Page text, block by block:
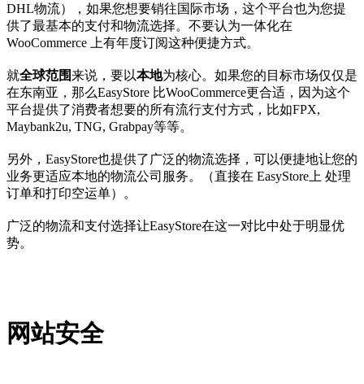
DHL物流），如果您想要销往国际市场，这个平台也为您提
供了最基本的支付和物流选择。不要认为一体化在
WooCommerce 上有年度订阅这种便捷方式。
就全球范围来说，要以本地为核心。如果您的目标市场仅仅是
在东南亚，那么EasyStore 比WooCommerce更合适，因为这个
平台提供了消费者想要的所有流行支付方式，比如FPX,
Maybank2u, TNG, Grabpay等等。
另外，EasyStore也提供了广泛的物流选择，可以便捷地让您的
业务更适应本地的物流公司服务。（直接在 EasyStore上 处理
订单和打印空运单）。
广泛的物流和支付选择让EasyStore在这一对比中处于明显优
势。
网站安全